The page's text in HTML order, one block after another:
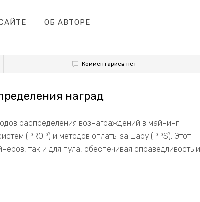
ОБ АВТОРЕ
Комментариев нет
наград
распределения вознаграждений в майнинг-
(PROP) и методов оплаты за шару (PPS). Этот
так и для пула, обеспечивая справедливость и